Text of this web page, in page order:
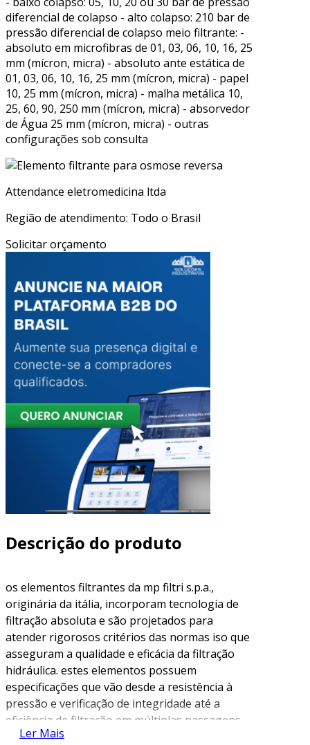
diferencial de colapso - alto colapso: 210 bar de
pressão diferencial de colapso meio filtrante: -
absoluto em microfibras de 01, 03, 06, 10, 16, 25
mm (mícron, micra) - absoluto ante estática de
01, 03, 06, 10, 16, 25 mm (mícron, micra) - papel
10, 25 mm (mícron, micra) - malha metálica 10,
25, 60, 90, 250 mm (mícron, micra) - absorvedor
de Água 25 mm (mícron, micra) - outras
configurações sob consulta
Attendance eletromedicina ltda
Região de atendimento: Todo o Brasil
Solicitar orçamento
Descrição do produto
os elementos filtrantes da mp filtri s.p.a.,
originária da itália, incorporam tecnologia de
filtração absoluta e são projetados para
atender rigorosos critérios das normas iso que
asseguram a qualidade e eficácia da filtração
hidráulica. estes elementos possuem
especificações que vão desde a resistência à
pressão e verificação de integridade até a
eficiência de filtração em múltiplas passagens.
com alta capacidade de retenção de
Ler Mais